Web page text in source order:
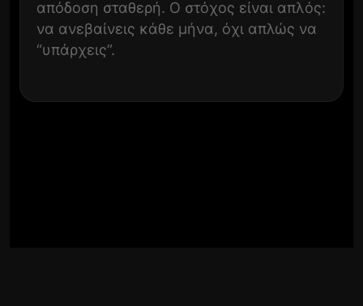
απόδοση σταθερή. Ο στόχος είναι απλός:
να ανεβαίνεις κάθε μήνα, όχι απλώς να
“υπάρχεις”.